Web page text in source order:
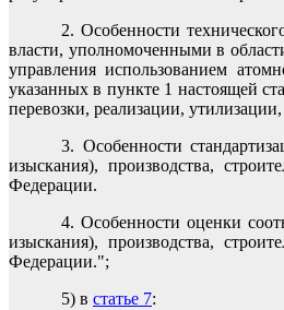
2. Особенности
власти, уполномоченными в
управления использованием
указанных в пункте 1 настоящей
перевозки, реализации,
3. Особенности
изыскания), производства,
Федерации.
4. Особенности оценки
изыскания), производства,
Федерации.";
5) в статье 7: